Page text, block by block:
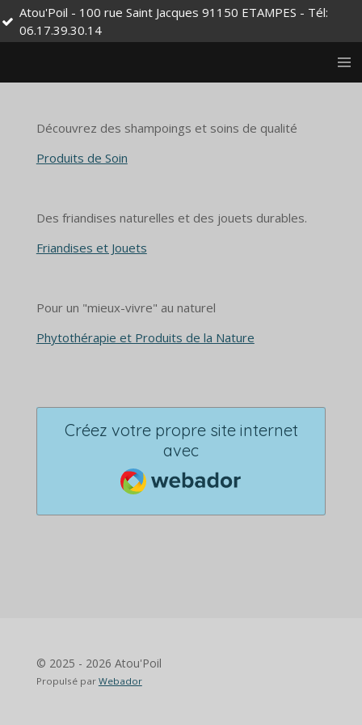
Passer
au
- 100 rue Saint Jacques 91150 ETAMPES - Tél:
Découvrez des shampoings et soins de qualité
Produits de Soin
Des friandises naturelles et des jouets durables.
Friandises et Jouets
Pour un "mieux-vivre" au naturel
Phytothérapie et Produits de la Nature
Créez votre propre site internet
avec
Webador
© 2025 - 2026 Atou'Poil
Propulsé par Webador